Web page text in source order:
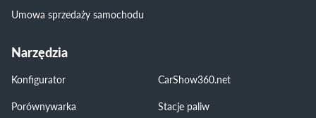
Umowa sprzedaży samochodu
Narzędzia
Konfigurator
CarShow360.net
Porównywarka
Stacje paliw